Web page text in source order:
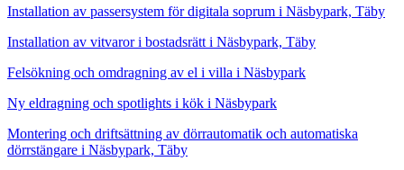
Installation av passersystem för digitala soprum i Näsbypark, Täby
Installation av vitvaror i bostadsrätt i Näsbypark, Täby
Felsökning och omdragning av el i villa i Näsbypark
Ny eldragning och spotlights i kök i Näsbypark
Montering och driftsättning av dörrautomatik och automatiska
dörrstängare i Näsbypark, Täby